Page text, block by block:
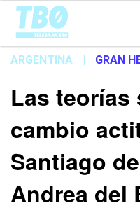
Cargando...
ARGENTINA | GRAN
Las teorías
cambio
Santiago
Andrea del